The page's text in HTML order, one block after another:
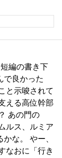
編の書き下
良かった
と示唆されて
える高位幹部
あの門の
ルス、ルミア
な。 やー、
なおに「行き